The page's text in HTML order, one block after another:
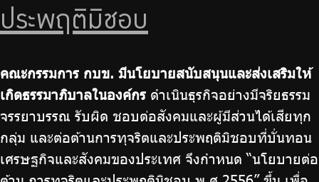
ข่าวสารและกิจกรรม
บริการเจ้าหน้าที่ส่วนราชการ
ร่วมงานกับเรา
ประพฤติมิชอบ
คณะกรรมการ กบข. มีนโยบายสนับสนุนและส่งเสริมให้
เกิดธรรมาภิบาลในองค์กร ดำเนินธุรกิจอย่างมีจริยธรรม
จรรยาบรรณ รับผิด ชอบต่อสังคมและผู้มีส่วนได้เสียทุก
กลุ่ม และต่อต้านการทุจริตและประพฤติมิชอบที่บั่นทอน
เศรษฐกิจและสังคมของประเทศ จึงกำหนด “นโยบายต่อ